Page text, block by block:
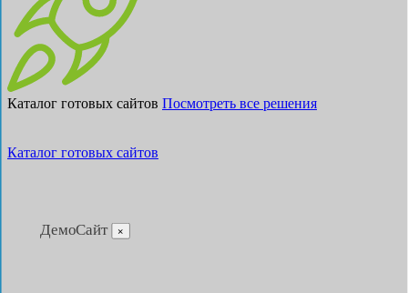
Каталог готовых сайтов Посмотреть все решения
Каталог готовых сайтов
ДемоСайт ×